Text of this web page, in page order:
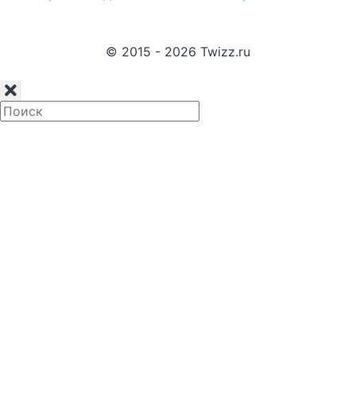
© 2015 - 2026 Twizz.ru